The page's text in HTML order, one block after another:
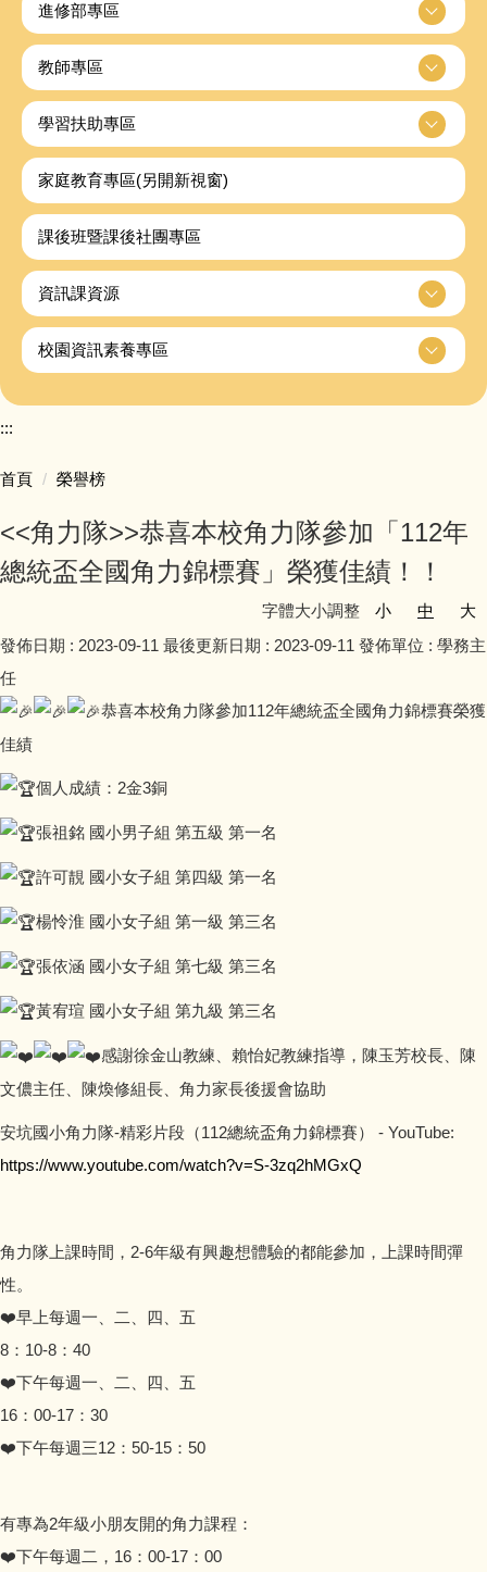
進修部專區
教師專區
學習扶助專區
家庭教育專區(另開新視窗)
課後班暨課後社團專區
資訊課資源
校園資訊素養專區
:::
首頁 榮譽榜
<<角力隊>>恭喜本校角力隊參加「112年
總統盃全國角力錦標賽」榮獲佳績！！
字體大小調整 小 中
大
發佈日期 : 2023-09-11 最後更新日期 : 2023-09-11 發佈單位 : 學務主
任
恭喜本校角力隊參加112年總統盃全國角力錦標賽榮獲
佳績
個人成績：2金3銅
張祖銘 國小男子組 第五級 第一名
許可靚 國小女子組 第四級 第一名
楊怜淮 國小女子組 第一級 第三名
張依涵 國小女子組 第七級 第三名
黃宥瑄 國小女子組 第九級 第三名
感謝徐金山教練、賴怡妃教練指導，陳玉芳校長、陳
文儂主任、陳煥修組長、角力家長後援會協助
安坑國小角力隊-精彩片段（112總統盃角力錦標賽） - YouTube:
https://www.youtube.com/watch?v=S-3zq2hMGxQ
角力隊上課時間，2-6年級有興趣想體驗的都能參加，上課時間彈
性。
​​​​​​​❤️早上每週一、二、四、五
8：10-8：40
❤️下午每週一、二、四、五
16：00-17：30
❤️下午每週三12：50-15：50
有專為2年級小朋友開的角力課程：
❤️下午每週二，16：00-17：00